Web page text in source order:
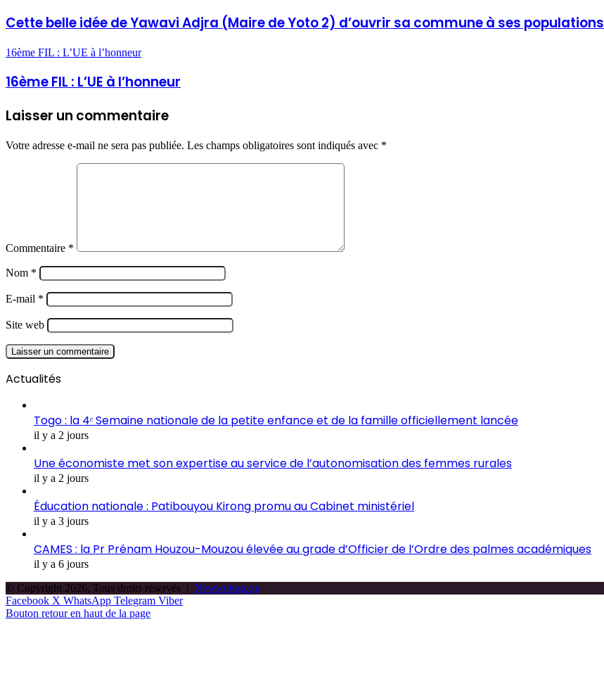
Cette belle idée de Yawavi Adjra (Maire de Yoto 2) d’ouvrir sa commune à ses populations
16ème FIL : L’UE à l’honneur
16ème FIL : L’UE à l’honneur
Laisser un commentaire
Votre adresse e-mail ne sera pas publiée. Les champs obligatoires sont indiqués avec *
Commentaire *
Nom *
E-mail *
Site web
Actualités
Togo : la 4ᵉ Semaine nationale de la petite enfance et de la famille officiellement lancée
il y a 2 jours
Une économiste met son expertise au service de l’autonomisation des femmes rurales
il y a 2 jours
Éducation nationale : Patibouyou Kirong promu au Cabinet ministériel
il y a 3 jours
CAMES : la Pr Prénam Houzou-Mouzou élevée au grade d’Officier de l’Ordre des palmes académiques
il y a 6 jours
© Copyright 2026, Tous droits réservés | Newsoftogo.tg
Facebook X WhatsApp Telegram Viber
Bouton retour en haut de la page